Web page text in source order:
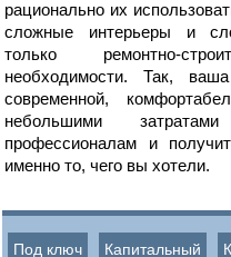
рационально их
сложные интерьеры и
только ремонтно-
необходимости. Так,
современной,
небольшими
профессионалам и
именно то, чего вы хотели.
Под ключ Капитальный